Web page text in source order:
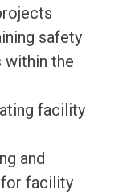
safety
within the
facility
and
for facility